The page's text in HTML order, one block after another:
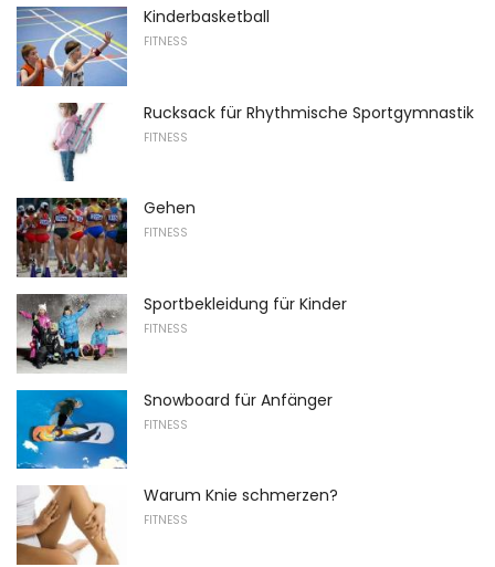
Kinderbasketball
FITNESS
Rucksack für Rhythmische Sportgymnastik
FITNESS
Gehen
FITNESS
Sportbekleidung für Kinder
FITNESS
Snowboard für Anfänger
FITNESS
Warum Knie schmerzen?
FITNESS